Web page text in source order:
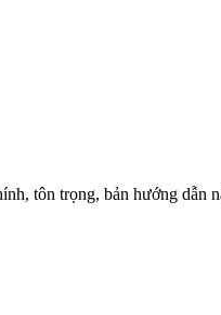
tôn trọng, bản hướng dẫn